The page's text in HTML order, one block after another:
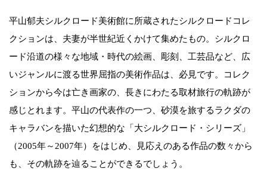
平山郁夫シルクロード美術館に所蔵されたシルクロードコレ
クションは、夫妻が半世紀近くかけて集めたもの。シルクロ
ード沿道の様々な地域・時代の絵画、彫刻、工芸品など、広
いジャンルに渡る世界屈指の美術作品は、必見です。コレク
ションから今は亡き画家の、長きにわたる取材旅行の軌跡が
感じとれます。平山の代表作の一つ、砂漠を旅するラクダの
キャラバンを描いた幻想的な「大シルクロード・シリーズ」
（2005年～2007年）をはじめ、見応えのある作品の数々から
も、その軌跡を辿ることができるでしょう。